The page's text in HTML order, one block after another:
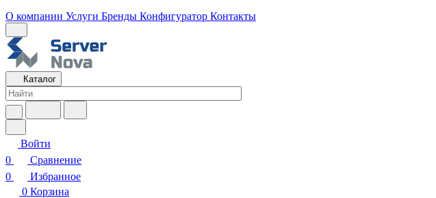
О компании Услуги Бренды Конфигуратор Контакты
Каталог
Войти
0
Сравнение
0
Избранное
0 Корзина